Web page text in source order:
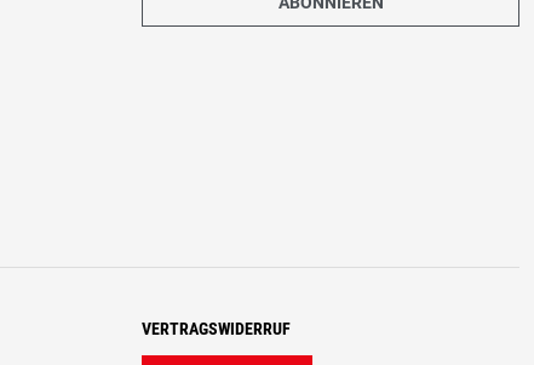
VERTRAGSWIDERRUF